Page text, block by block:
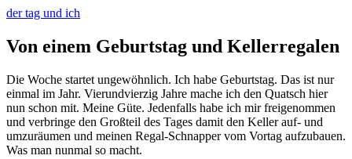
der tag und ich
Von einem Geburtstag und Kellerregalen
Die Woche startet ungewöhnlich. Ich habe Geburtstag. Das ist nur
einmal im Jahr. Vierundvierzig Jahre mache ich den Quatsch hier
nun schon mit. Meine Güte. Jedenfalls habe ich mir freigenommen
und verbringe den Großteil des Tages damit den Keller auf- und
umzuräumen und meinen Regal-Schnapper vom Vortag aufzubauen.
Was man nunmal so macht.